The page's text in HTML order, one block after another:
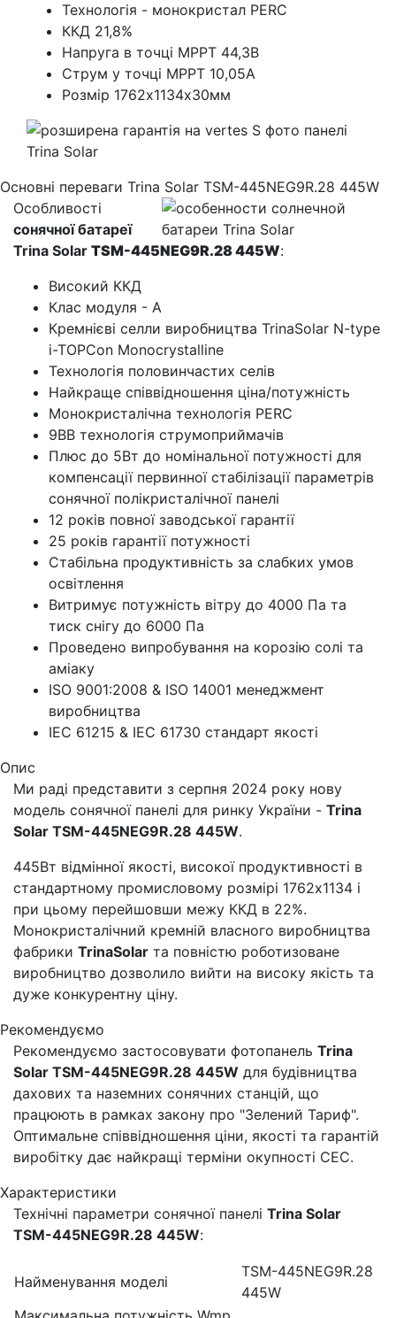
Технологія - монокристал PERC
ККД 21,8%
Напруга в точці МРРТ 44,3В
Струм у точці МРРТ 10,05А
Розмір 1762х1134х30мм
Основні переваги Trina Solar TSM-445NEG9R.28 445W
Особливості
сонячної батареї
Trina Solar TSM-445NEG9R.28 445W:
Високий ККД
Клас модуля - А
Кремнієві селли виробництва TrinaSolar N-type
i-TOPCon Monocrystalline
Технологія половинчастих селів
Найкраще співвідношення ціна/потужність
Монокристалічна технологія PERC
9BB технологія струмоприймачів
Плюс до 5Вт до номінальної потужності для
компенсації первинної стабілізації параметрів
сонячної полікристалічної панелі
12 років повної заводської гарантії
25 років гарантії потужності
Стабільна продуктивність за слабких умов
освітлення
Витримує потужність вітру до 4000 Па та
тиск снігу до 6000 Па
Проведено випробування на корозію солі та
аміаку
ISO 9001:2008 & ISO 14001 менеджмент
виробництва
IEC 61215 & IEC 61730 стандарт якості
Опис
Ми раді представити з серпня 2024 року нову
модель сонячної панелі для ринку України - Trina
Solar ТSM-445NEG9R.28 445W.
445Вт відмінної якості, високої продуктивності в
стандартному промисловому розмірі 1762х1134 і
при цьому перейшовши межу ККД в 22%.
Монокристалічний кремній власного виробництва
фабрики TrinaSolar та повністю роботизоване
виробництво дозволило вийти на високу якість та
дуже конкурентну ціну.
Рекомендуємо
Рекомендуємо застосовувати фотопанель Trina
Solar TSM-445NEG9R.28 445W для будівництва
дахових та наземних сонячних станцій, що
працюють в рамках закону про "Зелений Тариф".
Оптимальне співвідношення ціни, якості та гарантій
виробітку дає найкращі терміни окупності СЕС.
Характеристики
Технічні параметри сонячної панелі Trina Solar
TSM-445NEG9R.28 445W:
Найменування моделі
TSM-445NEG9R.28
445W